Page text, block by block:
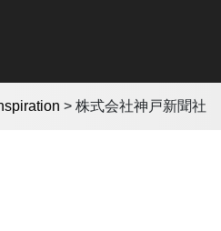
> 株式会社神戸新聞社